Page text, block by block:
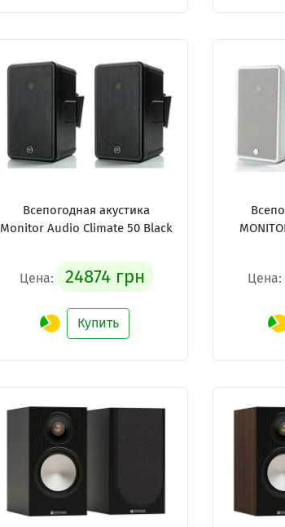
Всепогодная акустика
Monitor Audio Climate 50 Black
Цена: 24874 грн
Купить
Цена: